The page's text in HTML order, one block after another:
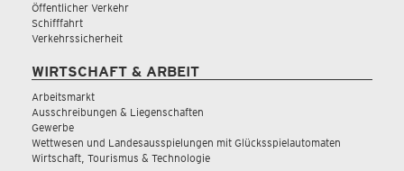
Öffentlicher Verkehr
Schifffahrt
Verkehrssicherheit
WIRTSCHAFT & ARBEIT
Arbeitsmarkt
Ausschreibungen & Liegenschaften
Gewerbe
Wettwesen und Landesausspielungen mit Glücksspielautomaten
Wirtschaft, Tourismus & Technologie